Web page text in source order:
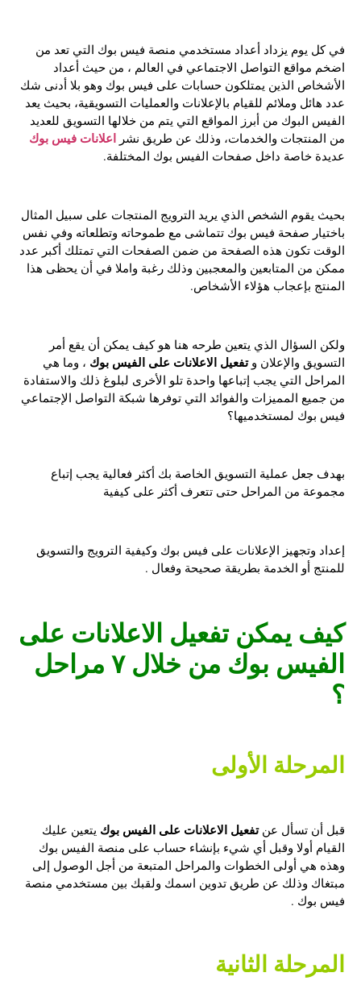
في كل يوم يزداد أعداد مستخدمي منصة فيس بوك التي تعد من
اضخم مواقع التواصل الاجتماعي في العالم ، من حيث أعداد
الأشخاص الذين يمتلكون حسابات على فيس بوك وهو بلا أدنى شك
عدد هائل وملائم للقيام بالإعلانات والعمليات التسويقية، بحيث يعد
الفيس البوك من أبرز المواقع التي يتم من خلالها التسويق للعديد
من المنتجات والخدمات، وذلك عن طريق نشراعلانات فيس بوك
عديدة خاصة داخل صفحات الفيس بوك المختلفة.
بحيث يقوم الشخص الذي يريد الترويج المنتجات على سبيل المثال
باختيار صفحة فيس بوك تتماشى مع طموحاته وتطلعاته وفي نفس
الوقت تكون هذه الصفحة من ضمن الصفحات التي تمتلك أكبر عدد
ممكن من المتابعين والمعجبين وذلك رغبة واملا في أن يحظى هذا
المنتج بإعجاب هؤلاء الأشخاص.
ولكن السؤال الذي يتعين طرحه هنا هو كيف يمكن أن يقع أمر
التسويق والإعلان وتفعيل الاعلانات على الفيس بوك، وما هي
المراحل التي يجب إتباعها واحدة تلو الأخرى لبلوغ ذلك والاستفادة
من جميع المميزات والفوائد التي توفرها شبكة التواصل الإجتماعي
فيس بوك لمستخدميها؟
بهدف جعل عملية التسويق الخاصة بك أكثر فعالية يجب إتباع
مجموعة من المراحل حتى تتعرف أكثر على كيفية
إعداد وتجهيز الإعلانات على فيس بوك وكيفية الترويج والتسويق
للمنتج أو الخدمة بطريقة صحيحة وفعال .
كيف يمكنتفعيل الاعلانات على
الفيس بوك
من خلال ٧ مراحل
المرحلة الأولى
قبل أن تسأل عنتفعيل الاعلانات على الفيس بوكيتعين عليك
القيام أولا وقبل أي شيء بإنشاء حساب على منصة الفيس بوك
وهذه هي أولى الخطوات والمراحل المتبعة من أجل الوصول إلى
مبتغاك وذلك عن طريق تدوين اسمك ولقبك بين مستخدمي منصة
فيس بوك .
المرحلة الثانية